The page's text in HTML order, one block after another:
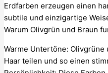
Erdfarben erzeugen einen
subtile und einzigartige
Warum Olivgrün und Braun
Warme Untertöne:
Haar teilen und so einen